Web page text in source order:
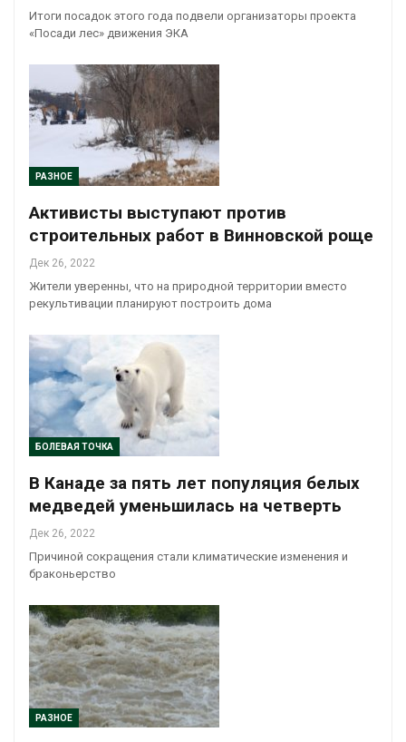
Итоги посадок этого года подвели организаторы проекта
«Посади лес» движения ЭКА
РАЗНОЕ
Активисты выступают против
строительных работ в Винновской роще
Дек 26, 2022
Жители уверенны, что на природной территории вместо
рекультивации планируют построить дома
БОЛЕВАЯ ТОЧКА
В Канаде за пять лет популяция белых
медведей уменьшилась на четверть
Дек 26, 2022
Причиной сокращения стали климатические изменения и
браконьерство
РАЗНОЕ